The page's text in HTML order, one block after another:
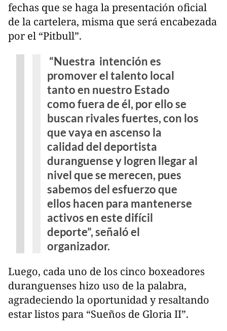
fechas que se haga la presentación oficial
de la cartelera, misma que será encabezada
por el “Pitbull”.
“Nuestra intención es
promover el talento local
tanto en nuestro Estado
como fuera de él, por ello se
buscan rivales fuertes, con los
que vaya en ascenso la
calidad del deportista
duranguense y logren llegar al
nivel que se merecen, pues
sabemos del esfuerzo que
ellos hacen para mantenerse
activos en este difícil
deporte”, señaló el
organizador.
Luego, cada uno de los cinco boxeadores
duranguenses hizo uso de la palabra,
agradeciendo la oportunidad y resaltando
estar listos para “Sueños de Gloria II”.